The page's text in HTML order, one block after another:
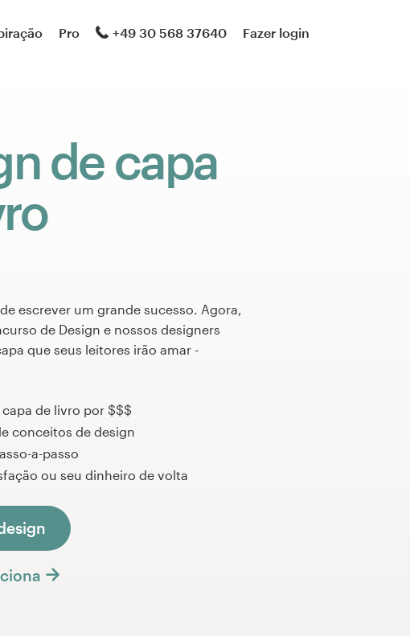
Pro +49 30 568 37640 Fazer login
de capa
escrever um grande sucesso. Agora,
de Design e nossos designers
que seus leitores irão amar -
capa de livro por $$$
conceitos de design
a-passo
ou seu dinheiro de volta